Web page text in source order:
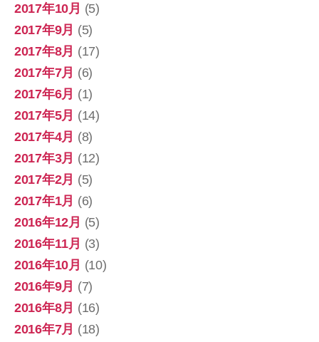
2017年10月 (5)
2017年9月 (5)
2017年8月 (17)
2017年7月 (6)
2017年6月 (1)
2017年5月 (14)
2017年4月 (8)
2017年3月 (12)
2017年2月 (5)
2017年1月 (6)
2016年12月 (5)
2016年11月 (3)
2016年10月 (10)
2016年9月 (7)
2016年8月 (16)
2016年7月 (18)